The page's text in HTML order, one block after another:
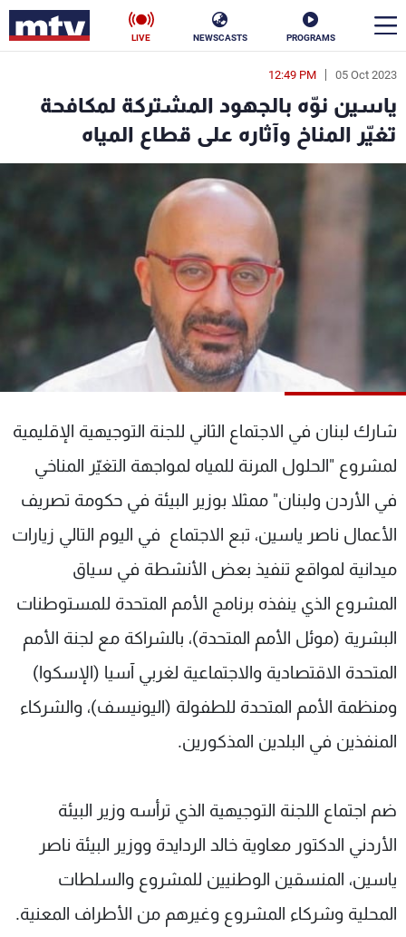
PROGRAMS
NEWSCASTS
LIVE
05 Oct 2023
12:49 PM
ياسين نوّه بالجهود المشتركة لمكافحة
تغيّر المناخ وآثاره على قطاع المياه
شارك لبنان في الاجتماع الثاني للجنة التوجيهية الإقليمية
لمشروع "الحلول المرنة للمياه لمواجهة التغيّر المناخي
في الأردن ولبنان" ممثلا بوزير البيئة في حكومة تصريف
الأعمال ناصر ياسين، تبع الاجتماع في اليوم التالي زيارات
ميدانية لمواقع تنفيذ بعض الأنشطة في سياق
المشروع الذي ينفذه برنامج الأمم المتحدة للمستوطنات
البشرية (موئل الأمم المتحدة)، بالشراكة مع لجنة الأمم
المتحدة الاقتصادية والاجتماعية لغربي آسيا (الإسكوا)
ومنظمة الأمم المتحدة للطفولة (اليونيسف)، والشركاء
المنفذين في البلدين المذكورين.
ضم اجتماع اللجنة التوجيهية الذي ترأسه وزير البيئة
الأردني الدكتور معاوية خالد الردايدة ووزير البيئة ناصر
ياسين، المنسقين الوطنيين للمشروع والسلطات
المحلية وشركاء المشروع وغيرهم من الأطراف المعنية.
en
الأخبار
سياسة ناس
فن
رياضة
البرامج
شاهد البرامج
عن MTV
الإنـتـاج
لاعلاناتكم
وظائف
تواصل معنا
شروط الإسـتخدام
سياسة الخصوصية